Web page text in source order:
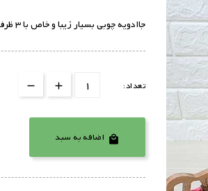
جاادویه چوبی بسیار زیبا و خاص با 3 ظرف بزرگ و 3 ظرف کوچک
تعداد:
 اضافه به سبد